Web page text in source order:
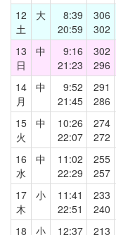
12
土
大
8:39
20:59
306
302
13
日
中
9:16
21:23
302
296
14
月
中
9:52
21:45
291
286
15
火
中
10:26
22:07
274
272
16
水
中
11:02
22:29
255
257
17
木
小
11:41
22:51
233
240
18 小 12:37 213